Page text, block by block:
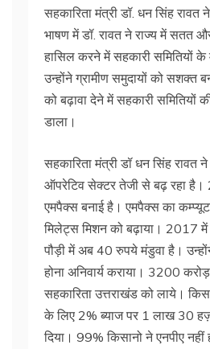
सहकारिता मंत्री डॉ. धन सिंह
भाषण में डॉ. रावत ने राज्य में सतत
हासिल करने में सहकारी समितियों के
उन्होंने ग्रामीण समुदायों को सशक्त
को बढ़ावा देने में सहकारी समितियों
डाला।
सहकारिता मंत्री डॉ धन सिंह रावत
ऑपरेटिव सेक्टर तेजी से बढ़ रहा
एमपैक्स बनाई है। एमपैक्स का
मिलेट्स मिशन को बढ़ाया। 2017
पौड़ी में अब 40 रुपये मंडुवा है।
होना अनिवार्य कराया। 3200
सहकारिता उत्तराखंड को लाये।
के लिए 2% ब्याज पर 1 लाख 30
दिया। 99% किसानो ने एनपीए नहीं